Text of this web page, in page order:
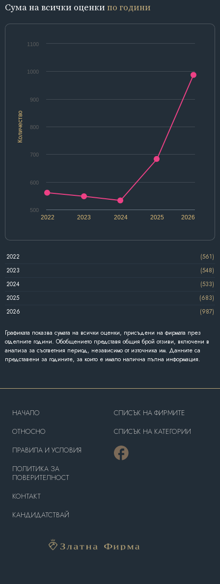
Сума на всички оценки по години
Количество
2022 2024 2026
2023 2025
500
600
700
800
900
1000
1100
2022
(561)
2023
(548)
2024
(533)
2025
(683)
2026
(987)
Графиката показва сумата на всички оценки, присъдени на фирмата през
отделните години. Обобщението представя общия брой отзиви, включени в
анализа за съответния период, независимо от източника им. Данните са
представени за годините, за които е имало налична пълна информация.
HAЧАЛО
OТНОСНО
ПРАВИЛА И УСЛОВИЯ
ПОЛИТИКА ЗА
ПОВЕРИТЕЛНОСТ
КОНТАКТ
КАНДИДАТСТВАЙ
СПИСЪК НА ФИРМИТЕ
СПИСЪК НА КАТЕГОРИИ